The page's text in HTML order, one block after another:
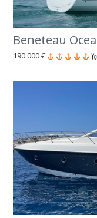
Beneteau
190 000 €